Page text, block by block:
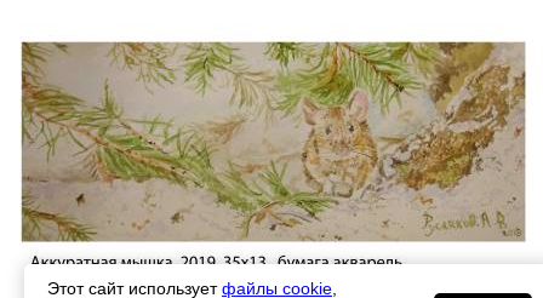
Этот сайт используетфайлы cookie